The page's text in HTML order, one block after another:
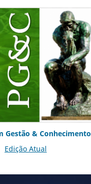
Gestão & Conhecimento
Edição Atual